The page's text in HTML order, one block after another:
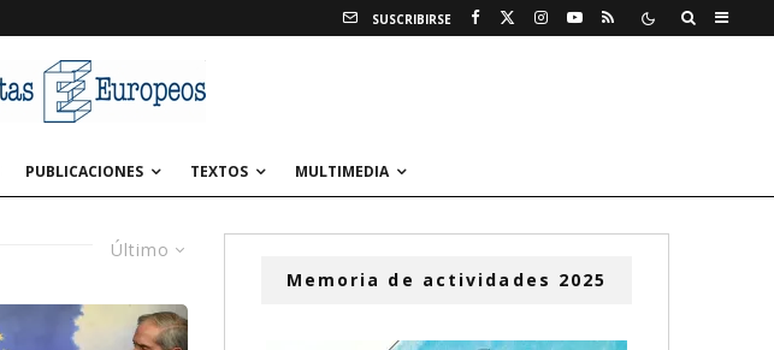
SUSCRIBIRSE
PUBLICACIONES TEXTOS MULTIMEDIA
Último
Memoria de actividades 2025